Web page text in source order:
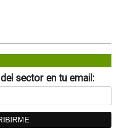
sector en tu email: